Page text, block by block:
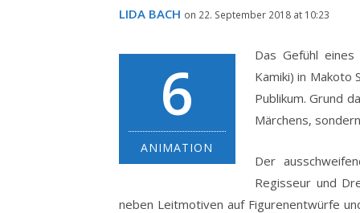
LIDA BACH on 22. September 2018 at 10:23
6
ANIMATION
Das Gefühl
Kamiki) in Makoto
Publikum. Grund
Märchens,
Der
Regisseur und
neben Leitmotiven auf Figurenentwürfe